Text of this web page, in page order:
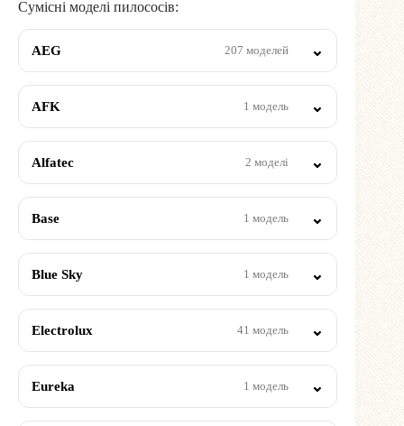
Сумісні моделі пилососів:
AEG 207 моделей
AFK 1 модель
Alfatec 2 моделі
Base 1 модель
Blue Sky 1 модель
Electrolux 41 модель
Eureka 1 модель